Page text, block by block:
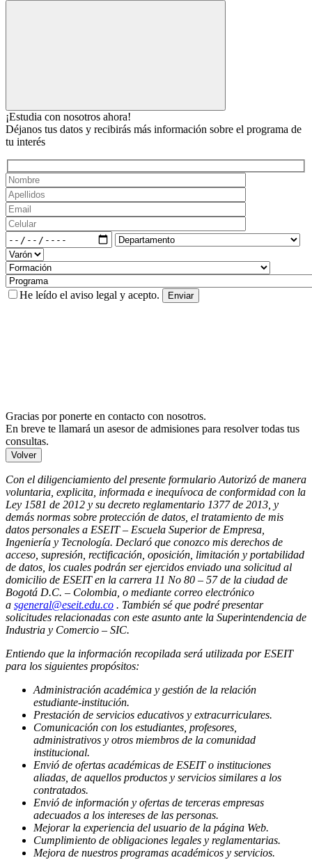
¡Estudia con nosotros ahora!
Déjanos tus datos y recibirás más información sobre el programa de
tu interés
He leído el aviso legal y acepto.
Gracias por ponerte en contacto con nosotros.
En breve te llamará un asesor de admisiones para resolver todas tus
consultas.
Volver
Con el diligenciamiento del presente formulario Autorizó de manera
voluntaria, explicita, informada e inequívoca de conformidad con la
Ley 1581 de 2012 y su decreto reglamentario 1377 de 2013, y
demás normas sobre protección de datos, el tratamiento de mis
datos personales a ESEIT – Escuela Superior de Empresa,
Ingeniería y Tecnología. Declaró que conozco mis derechos de
acceso, supresión, rectificación, oposición, limitación y portabilidad
de datos, los cuales podrán ser ejercidos enviado una solicitud al
domicilio de ESEIT en la carrera 11 No 80 – 57 de la ciudad de
Bogotá D.C. – Colombia, o mediante correo electrónico
a sgeneral@eseit.edu.co . También sé que podré presentar
solicitudes relacionadas con este asunto ante la Superintendencia de
Industria y Comercio – SIC.
Entiendo que la información recopilada será utilizada por ESEIT
para los siguientes propósitos:
Administración académica y gestión de la relación
estudiante-institución.
Prestación de servicios educativos y extracurriculares.
Comunicación con los estudiantes, profesores,
administrativos y otros miembros de la comunidad
institucional.
Envió de ofertas académicas de ESEIT o instituciones
aliadas, de aquellos productos y servicios similares a los
contratados.
Envió de información y ofertas de terceras empresas
adecuados a los intereses de las personas.
Mejorar la experiencia del usuario de la página Web.
Cumplimiento de obligaciones legales y reglamentarias.
Mejora de nuestros programas académicos y servicios.